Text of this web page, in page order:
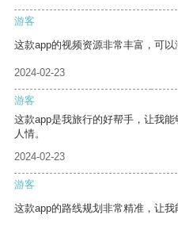
游客
这款app的视频资源非常丰富，可以
2024-02-23
游客
这款app是我旅行的好帮手，让我
人情。
2024-02-23
游客
这款app的路线规划非常精准，让我